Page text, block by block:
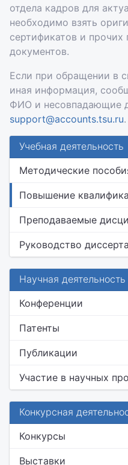
отдела кадров для
необходимо взять
сертификатов и
документов.
Если при обращении в
иная информация,
ФИО и несовпадающие
support@accounts.tsu.ru.
Учебная деятельность
Методические
Повышение
Преподаваемые
Руководство
Научная деятельность
Конференции
Патенты
Публикации
Участие в научных
Конкурсная
Конкурсы
Выставки